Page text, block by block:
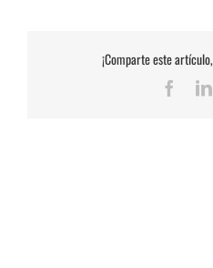
¡Comparte este